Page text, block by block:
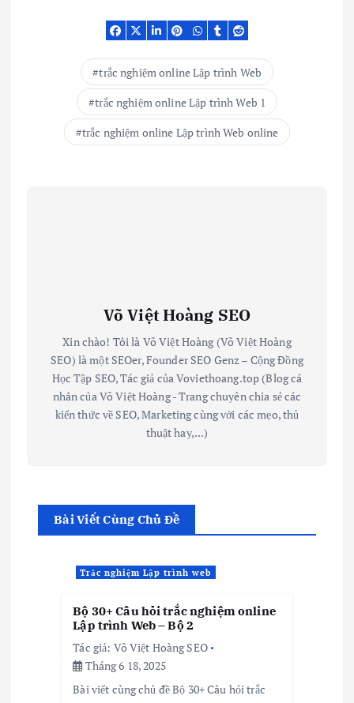
trắc nghiệm online Lập trình Web
trắc nghiệm online Lập trình Web 1
trắc nghiệm online Lập trình Web online
Võ Việt Hoàng SEO
Xin chào! Tôi là Võ Việt Hoàng (Võ Việt Hoàng
SEO) là một SEOer, Founder SEO Genz – Cộng Đồng
Học Tập SEO, Tác giả của Voviethoang.top (Blog cá
nhân của Võ Việt Hoàng - Trang chuyên chia sẻ các
kiến thức về SEO, Marketing cùng với các mẹo, thủ
thuật hay,...)
Bài Viết Cùng Chủ Đề
Trắc nghiệm Lập trình web
Bộ 30+ Câu hỏi trắc nghiệm online
Lập trình Web – Bộ 2
Tác giả: Võ Việt Hoàng SEO
Tháng 6 18, 2025
Bài viết cùng chủ đề Bộ 30+ Câu hỏi trắc